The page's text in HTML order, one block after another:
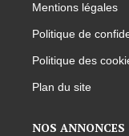
Mentions légales
Politique de
Politique des
Plan du site
NOS ANNONCES